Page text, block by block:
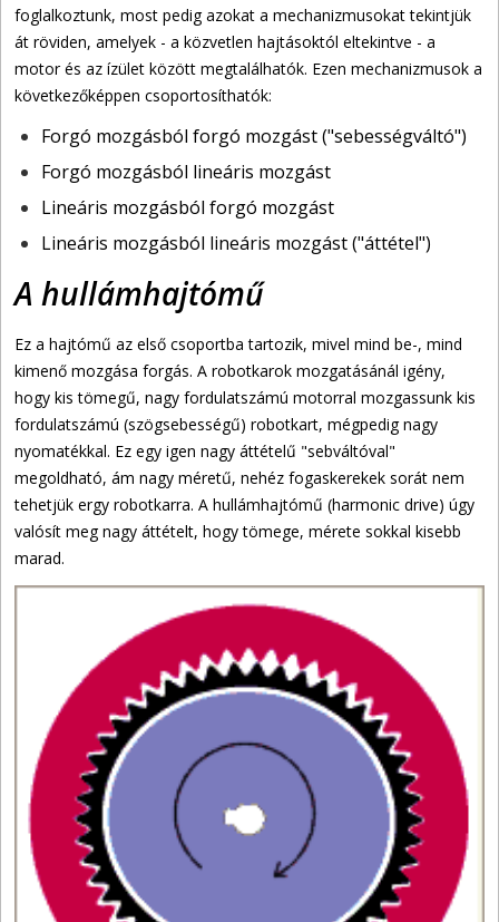
foglalkoztunk, most pedig azokat a mechanizmusokat tekintjük
át röviden, amelyek - a közvetlen hajtásoktól eltekintve - a
motor és az ízület között megtalálhatók. Ezen mechanizmusok a
következőképpen csoportosíthatók:
Forgó mozgásból forgó mozgást ("sebességváltó")
Forgó mozgásból lineáris mozgást
Lineáris mozgásból forgó mozgást
Lineáris mozgásból lineáris mozgást ("áttétel")
A hullámhajtómű
Ez a hajtómű az első csoportba tartozik, mivel mind be-, mind
kimenő mozgása forgás. A robotkarok mozgatásánál igény,
hogy kis tömegű, nagy fordulatszámú motorral mozgassunk kis
fordulatszámú (szögsebességű) robotkart, mégpedig nagy
nyomatékkal. Ez egy igen nagy áttételű "sebváltóval"
megoldható, ám nagy méretű, nehéz fogaskerekek sorát nem
tehetjük ergy robotkarra. A hullámhajtómű (harmonic drive) úgy
valósít meg nagy áttételt, hogy tömege, mérete sokkal kisebb
marad.